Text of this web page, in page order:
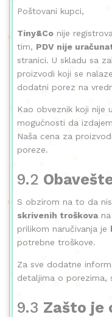
Poštovani kupci,
Tiny&Co nije
tim, PDV nije
stranici. U skladu sa
proizvodi koji se
dodatni porez na
Kao obveznik koji nije
mogućnosti da
Naša cena za
poreze.
9.2
S obzirom na to da
skrivenih troškova
prilikom naručivanja je
potrebne troškove.
Za sve dodatne
detaljima o porezima,
9.3 Zašto je